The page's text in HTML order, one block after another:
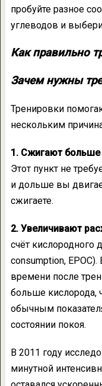
пробуйте разное
углеводов и
Как правильно
Зачем нужны
Тренировки
нескольким
1. Сжигают больше
Этот пункт не
и дольше вы
сжигаете.
2. Увеличивают
счёт кислородного
consumption,
времени после
больше кислорода,
обычным
состоянии покоя.
В 2011 году
минутной